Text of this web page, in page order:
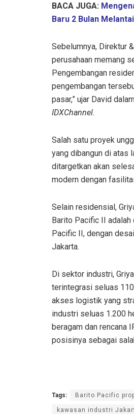
BACA JUGA:
Baru 2 Bulan
Sebelumnya, Direktur
perusahaan memang
Pengembangan
pengembangan
pasar,” ujar David
IDXChannel.
Salah satu proyek
yang dibangun di atas
ditargetkan akan
modern dengan
Selain residensial,
Barito Pacific II
Pacific II, dengan
Jakarta.
Di sektor industri,
terintegrasi seluas
akses logistik yang
industri seluas 1.200
beragam dan rencana
posisinya sebagai
Tags: Barito Pacific
kawasan industri